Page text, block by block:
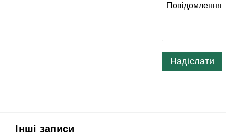
Надіслати
Інші записи